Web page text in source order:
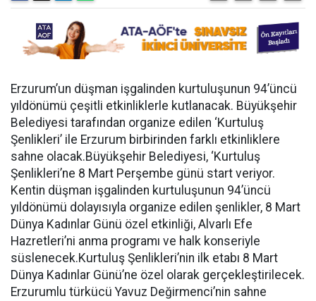
Erzurum’un düşman işgalinden kurtuluşunun 94’üncü
yıldönümü çeşitli etkinliklerle kutlanacak. Büyükşehir
Belediyesi tarafından organize edilen ‘Kurtuluş
Şenlikleri’ ile Erzurum birbirinden farklı etkinliklere
sahne olacak.Büyükşehir Belediyesi, ‘Kurtuluş
Şenlikleri’ne 8 Mart Perşembe günü start veriyor.
Kentin düşman işgalinden kurtuluşunun 94’üncü
yıldönümü dolayısıyla organize edilen şenlikler, 8 Mart
Dünya Kadınlar Günü özel etkinliği, Alvarlı Efe
Hazretleri’ni anma programı ve halk konseriyle
süslenecek.Kurtuluş Şenlikleri’nin ilk etabı 8 Mart
Dünya Kadınlar Günü’ne özel olarak gerçekleştirilecek.
Erzurumlu türkücü Yavuz Değirmenci’nin sahne